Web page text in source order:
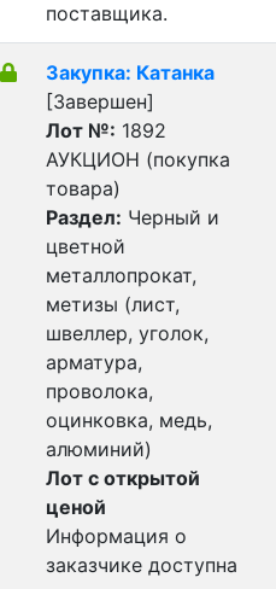
поставщика.
Закупка: Катанка
[Завершен]
Лот №: 1892
АУКЦИОН (покупка
товара)
Раздел: Черный и
цветной
металлопрокат,
метизы (лист,
швеллер, уголок,
арматура,
проволока,
оцинковка, медь,
алюминий)
Лот с открытой
ценой
Информация о
заказчике доступна